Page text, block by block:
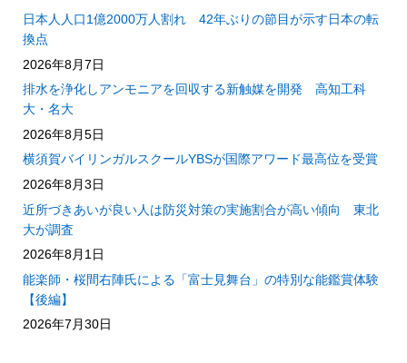
日本人人口1億2000万人割れ 42年ぶりの節目が示す日本の転
換点
2026年8月7日
排水を浄化しアンモニアを回収する新触媒を開発 高知工科
大・名大
2026年8月5日
横須賀バイリンガルスクールYBSが国際アワード最高位を受賞
2026年8月3日
近所づきあいが良い人は防災対策の実施割合が高い傾向 東北
大が調査
2026年8月1日
能楽師・桜間右陣氏による「富士見舞台」の特別な能鑑賞体験
【後編】
2026年7月30日